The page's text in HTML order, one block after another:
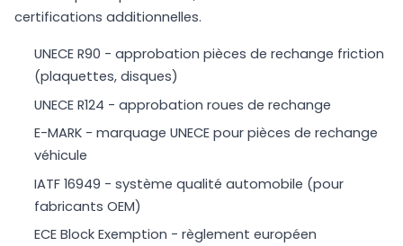
certifications additionnelles.
UNECE R90 - approbation pièces de rechange friction
(plaquettes, disques)
UNECE R124 - approbation roues de rechange
E-MARK - marquage UNECE pour pièces de rechange
véhicule
IATF 16949 - système qualité automobile (pour
fabricants OEM)
ECE Block Exemption - règlement européen